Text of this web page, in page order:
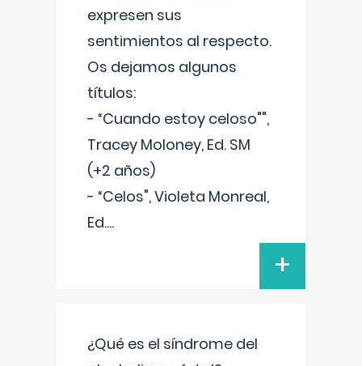
expresen sus
sentimientos al respecto.
Os dejamos algunos
títulos:
- “Cuando estoy celoso"",
Tracey Moloney, Ed. SM
(+2 años)
- “Celos", Violeta Monreal,
Ed....
+
¿Qué es el síndrome del